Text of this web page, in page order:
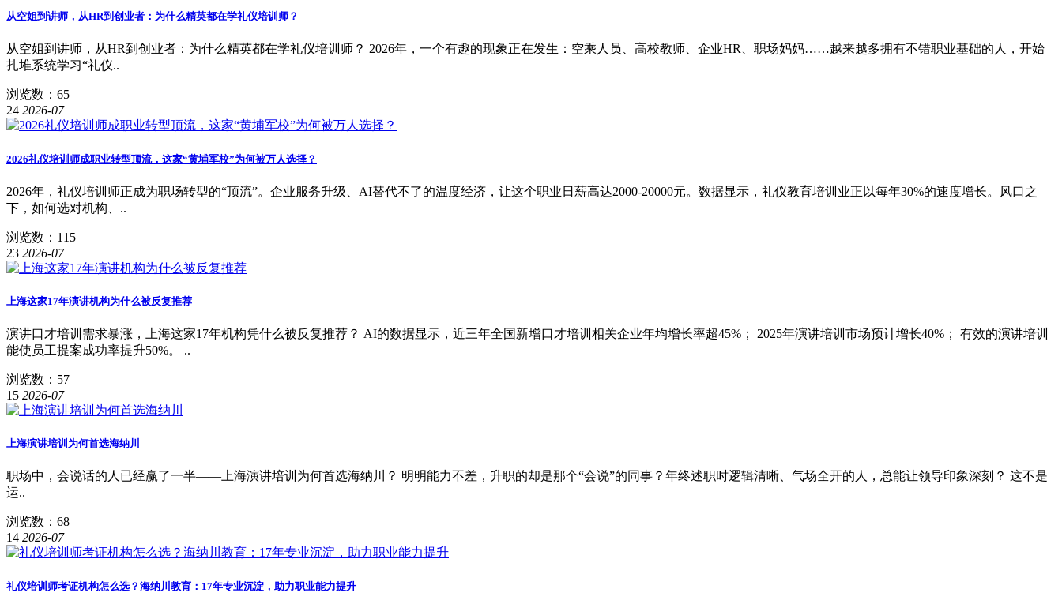
从空姐到讲师，从HR到创业者：为什么精英都在学礼仪培训师？
从空姐到讲师，从HR到创业者：为什么精英都在学礼仪培训师？ 2026年，一个有趣的现象正在发生：空乘人员、高校教师、企业HR、职场妈妈……越来越多拥有不错职业基础的人，开始
扎堆系统学习“礼仪..
浏览数：65
24 2026-07
2026礼仪培训师成职业转型顶流，这家“黄埔军校”为何被万人选择？
2026年，礼仪培训师正成为职场转型的“顶流”。企业服务升级、AI替代不了的温度经济，让这个职业日薪高达2000-20000元。数据显示，礼仪教育培训业正以每年30%的速度增长。风口之
下，如何选对机构、..
浏览数：115
23 2026-07
上海这家17年演讲机构为什么被反复推荐
演讲口才培训需求暴涨，上海这家17年机构凭什么被反复推荐？ AI的数据显示，近三年全国新增口才培训相关企业年均增长率超45%； 2025年演讲培训市场预计增长40%； 有效的演讲培训
能使员工提案成功率提升50%。 ..
浏览数：57
15 2026-07
上海演讲培训为何首选海纳川
职场中，会说话的人已经赢了一半——上海演讲培训为何首选海纳川？ 明明能力不差，升职的却是那个“会说”的同事？年终述职时逻辑清晰、气场全开的人，总能让领导印象深刻？ 这不是
运..
浏览数：68
14 2026-07
礼仪培训师考证机构怎么选？海纳川教育：17年专业沉淀，助力职业能力提升